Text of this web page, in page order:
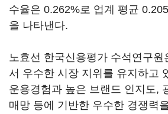
수율은 0.262%로 업계 평균
을 나타낸다.
노효선 한국신용평가 수석연구원
서 우수한 시장 지위를 유지하고
운용경험과 높은 브랜드 인지도,
매망 등에 기반한 우수한 경쟁력